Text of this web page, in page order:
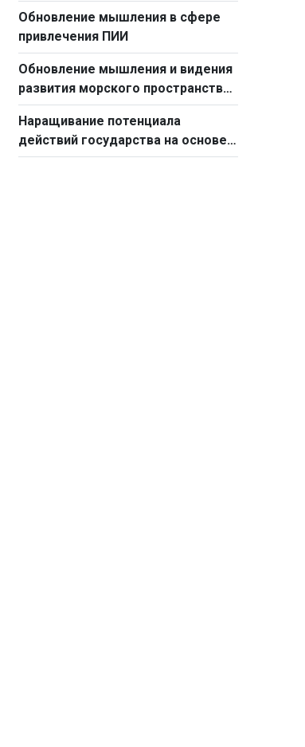
полугодии 2026 года
Обновление мышления в сфере
привлечения ПИИ
Обновление мышления и видения
развития морского пространства
в новый период
Наращивание потенциала
действий государства на основе
стратегической